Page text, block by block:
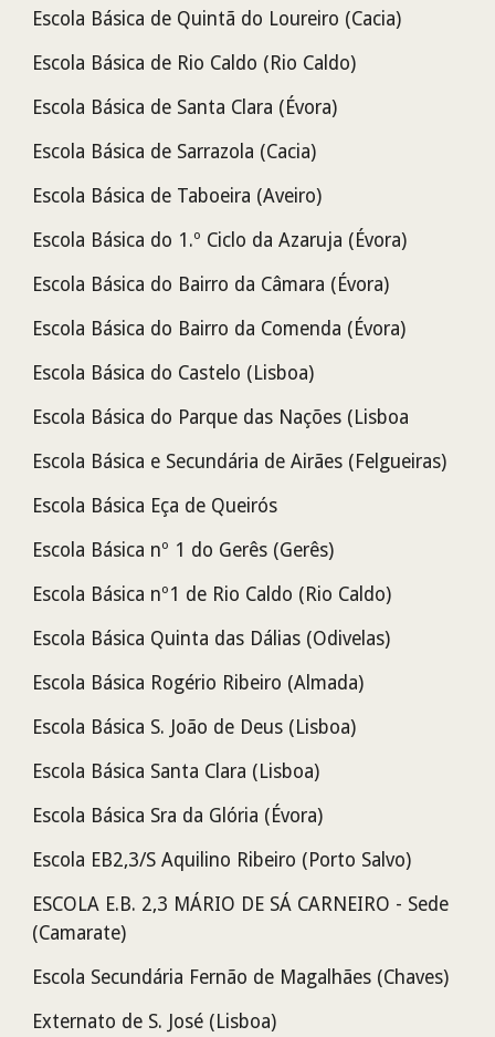
Escola Básica de Quintã do Loureiro (Cacia)
Escola Básica de Rio Caldo (Rio Caldo)
Escola Básica de Santa Clara (Évora)
Escola Básica de Sarrazola (Cacia)
Escola Básica de Taboeira (Aveiro)
Escola Básica do 1.º Ciclo da Azaruja (Évora)
Escola Básica do Bairro da Câmara (Évora)
Escola Básica do Bairro da Comenda (Évora)
Escola Básica do Castelo (Lisboa)
Escola Básica do Parque das Nações (Lisboa
Escola Básica e Secundária de Airães (Felgueiras)
Escola Básica Eça de Queirós
Escola Básica nº 1 do Gerês (Gerês)
Escola Básica nº1 de Rio Caldo (Rio Caldo)
Escola Básica Quinta das Dálias (Odivelas)
Escola Básica Rogério Ribeiro (Almada)
Escola Básica S. João de Deus (Lisboa)
Escola Básica Santa Clara (Lisboa)
Escola Básica Sra da Glória (Évora)
Escola EB2,3/S Aquilino Ribeiro (Porto Salvo)
ESCOLA E.B. 2,3 MÁRIO DE SÁ CARNEIRO - Sede
(Camarate)
Escola Secundária Fernão de Magalhães (Chaves)
Externato de S. José (Lisboa)